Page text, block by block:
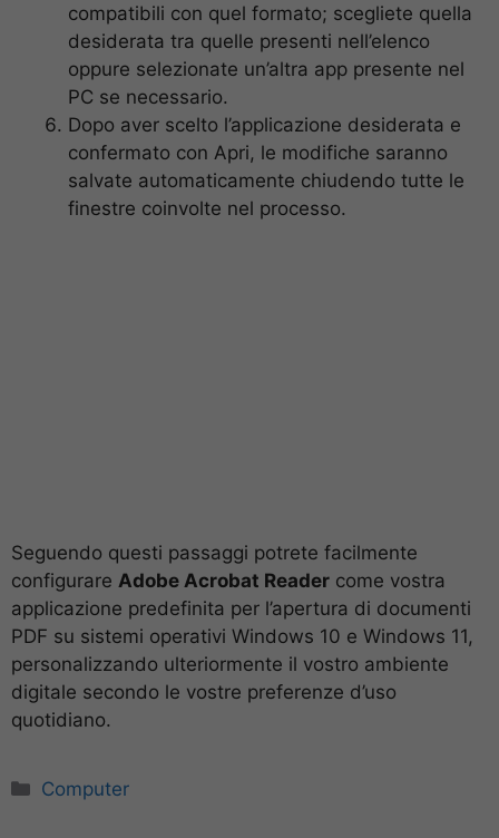
compatibili con quel formato; scegliete quella
desiderata tra quelle presenti nell’elenco
oppure selezionate un’altra app presente nel
PC se necessario.
Dopo aver scelto l’applicazione desiderata e
confermato con Apri, le modifiche saranno
salvate automaticamente chiudendo tutte le
finestre coinvolte nel processo.
Seguendo questi passaggi potrete facilmente
configurare Adobe Acrobat Reader come vostra
applicazione predefinita per l’apertura di documenti
PDF su sistemi operativi Windows 10 e Windows 11,
personalizzando ulteriormente il vostro ambiente
digitale secondo le vostre preferenze d’uso
quotidiano.
Categorie
Computer